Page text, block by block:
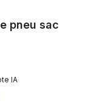
pneu sac
IA